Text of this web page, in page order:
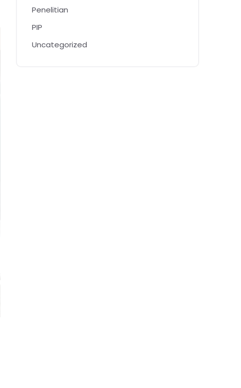
Penelitian
PIP
Uncategorized